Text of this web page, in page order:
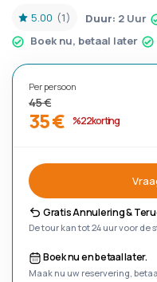
5.00 (1) Duur: 2 Uur
Boek nu, betaal later
Per persoon
45 €
35 € %22 korting
Gratis Annulering &
De tour kan tot 24 uur voor
Boek nu en betaal later.
Maak nu uw reservering,